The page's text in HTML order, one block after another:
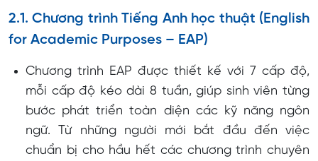
2.1. Chương trình Tiếng Anh học thuật (English
for Academic Purposes – EAP)
Chương trình EAP được thiết kế với 7 cấp độ,
mỗi cấp độ kéo dài 8 tuần, giúp sinh viên từng
bước phát triển toàn diện các kỹ năng ngôn
ngữ. Từ những người mới bắt đầu đến việc
chuẩn bị cho hầu hết các chương trình chuyên